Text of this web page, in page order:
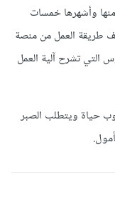
وأشهرها خمسات
طريقة العمل من منصة
التي تشرح آلية العمل
حياة ويتطلب الصبر